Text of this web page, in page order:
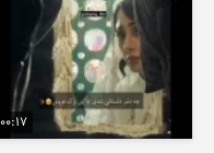
00:17